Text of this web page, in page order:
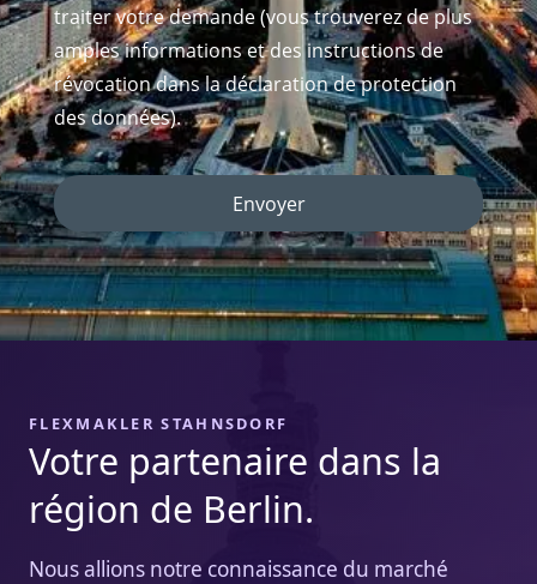
traiter votre demande (vous trouverez de plus
amples informations et des instructions de
révocation dans la déclaration de protection
des données).
Envoyer
FLEXMAKLER STAHNSDORF
Votre partenaire dans la
région de Berlin.
Nous allions notre connaissance du marché